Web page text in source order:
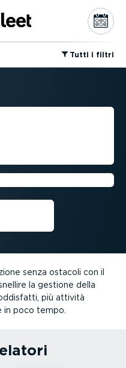
⁠Tutti i filtri
PIÙ
senza ostacoli con il
la gestione della
più attività
poco tempo.